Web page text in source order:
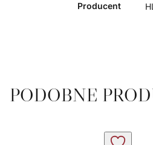
Producent
PODOBNE